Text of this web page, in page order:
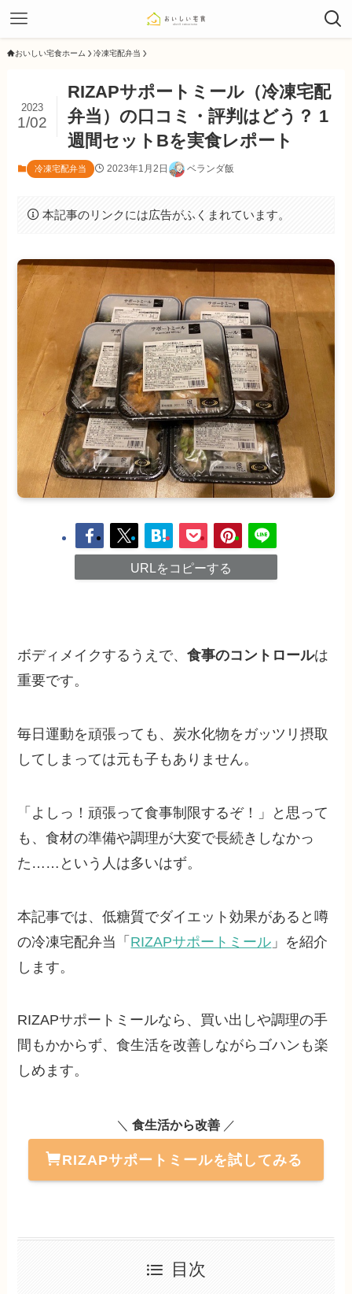
おいしい宅食ホーム 冷凍宅配弁当
RIZAPサポートミール（冷凍宅配
弁当）の口コミ・評判はどう？ 1
週間セットBを実食レポート
2023
1/02
冷凍宅配弁当 2023年1月2日 ベランダ飯
本記事のリンクには広告がふくまれています。
URLをコピーする
ボディメイクするうえで、食事のコントロールは
重要です。
毎日運動を頑張っても、炭水化物をガッツリ摂取
してしまっては元も子もありません。
「よしっ！頑張って食事制限するぞ！」と思って
も、食材の準備や調理が大変で長続きしなかっ
た……という人は多いはず。
本記事では、低糖質でダイエット効果があると噂
の冷凍宅配弁当「 RIZAPサポートミール 」を紹介
します。
RIZAPサポートミールなら、買い出しや調理の手
間もかからず、食生活を改善しながらゴハンも楽
しめます。
＼ 食生活から改善 ／
RIZAPサポートミールを試してみる
目次